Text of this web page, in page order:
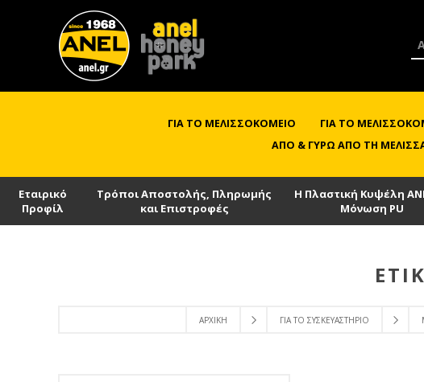
ΓΙΑ ΤΟ ΜΕΛΙΣΣΟΚΟΜΕΊΟ ΓΙΑ ΤΟ
ΑΠΌ & ΓΎΡΩ ΑΠΌ ΤΗ
Εταιρικό
Προφίλ
Τρόποι Αποστολής, Πληρωμής
και Επιστροφές
Η Πλαστική Κυψέλη
Μόνωση PU
ΑΡΧΙΚΉ ΓΙΑ ΤΟ ΣΥΣΚΕΥΑΣΤΉΡΙΟ